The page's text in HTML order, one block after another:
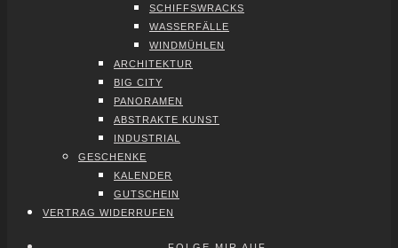
SCHIFFS­WRACKS
WAS­SER­FÄL­LE
WIND­MÜH­LEN
ARCHI­TEK­TUR
BIG CITY
PAN­ORA­MEN
ABS­TRAK­TE KUNST
INDUS­TRI­AL
GESCHEN­KE
KALEN­DER
GUT­SCHEIN
VER­TRAG WIDER­RU­FEN